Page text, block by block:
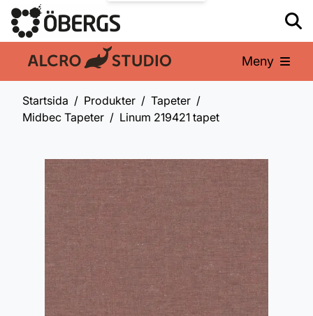
En del av: Meny
Startsida Produkter
Tapeter
Midbec Tapeter
Linum 219421 tapet